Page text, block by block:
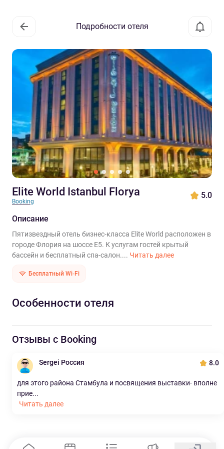
Подробности отеля
Elite World Istanbul Florya
Booking
5.0
Описание
Пятизвездный отель бизнес-класса Elite World расположен в
городе Флория на шоссе E5. К услугам гостей крытый
бассейн и бесплатный спа-салон.... Читать далее
Бесплатный Wi-Fi
Особенности отеля
Отзывы с Booking
Sergei Россия 8.0
для этого района Стамбула и посвящения выставки- вполне
прие...
Читать далее